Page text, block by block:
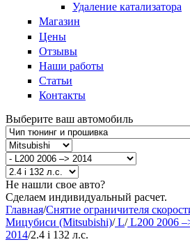
Удаление катализатора
Магазин
Цены
Отзывы
Наши работы
Статьи
Контакты
Выберите ваш автомобиль
Не нашли свое авто?
Сделаем индивидуальный расчет.
Главная/Снятие ограничителя
Мицубиси (Mitsubishi)/L/L200 2006
2014/2.4 i 132 л.с.